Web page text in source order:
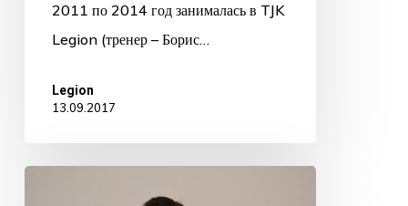
2011 по 2014 год занималась в TJK
Legion (тренер – Борис…
Legion
13.09.2017